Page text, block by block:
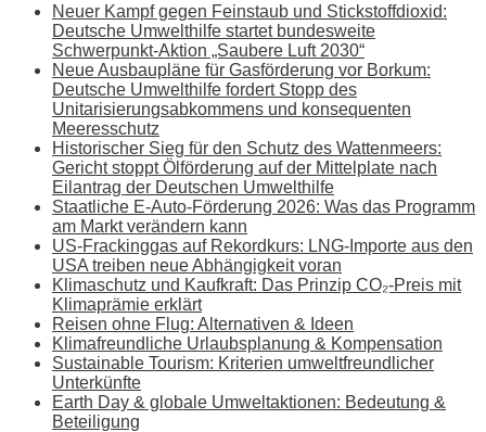
Neuer Kampf gegen Feinstaub und Stickstoffdioxid:
Deutsche Umwelthilfe startet bundesweite
Schwerpunkt-Aktion „Saubere Luft 2030“
Neue Ausbaupläne für Gasförderung vor Borkum:
Deutsche Umwelthilfe fordert Stopp des
Unitarisierungsabkommens und konsequenten
Meeresschutz
Historischer Sieg für den Schutz des Wattenmeers:
Gericht stoppt Ölförderung auf der Mittelplate nach
Eilantrag der Deutschen Umwelthilfe
Staatliche E-Auto-Förderung 2026: Was das Programm
am Markt verändern kann
US-Frackinggas auf Rekordkurs: LNG-Importe aus den
USA treiben neue Abhängigkeit voran
Klimaschutz und Kaufkraft: Das Prinzip CO₂-Preis mit
Klimaprämie erklärt
Reisen ohne Flug: Alternativen & Ideen
Klimafreundliche Urlaubsplanung & Kompensation
Sustainable Tourism: Kriterien umweltfreundlicher
Unterkünfte
Earth Day & globale Umweltaktionen: Bedeutung &
Beteiligung